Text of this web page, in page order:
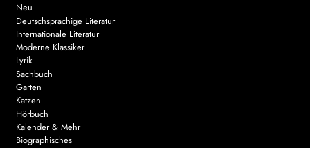
Neu
Deutschsprachige Literatur
Internationale Literatur
Moderne Klassiker
Lyrik
Sachbuch
Garten
Katzen
Hörbuch
Kalender & Mehr
Biographisches